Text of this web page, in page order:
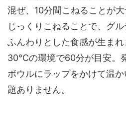
混ぜ、10分間こねることが
じっくりこねることで、グル
ふんわりとした食感が生ま
30℃の環境で60分が目安。
ボウルにラップをかけて温
題ありません。